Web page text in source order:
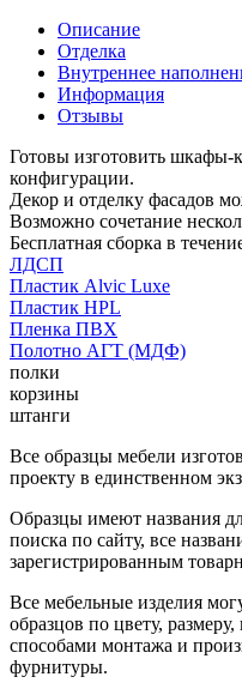
Описание
Отделка
Внутреннее
Информация
Отзывы
Готовы изготовить шкафы-
конфигурации.
Декор и отделку фасадов
Возможно сочетание
Бесплатная сборка в
ЛДСП
Пластик Alvic Luxe
Пластик HPL
Пленка ПВХ
Полотно АГТ (МДФ)
полки
корзины
штанги
Все образцы мебели
проекту в единственном
Образцы имеют названия
поиска по сайту, все
зарегистрированным
Все мебельные изделия
образцов по цвету,
способами монтажа и
фурнитуры.